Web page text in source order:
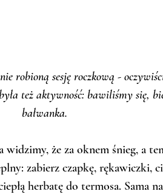
robioną sesję roczkową -
też aktywność: bawiliśmy się,
bałwanka.
widzimy, że za oknem śnieg, a
zabierz czapkę, rękawiczki,
herbatę do termosa. Sama